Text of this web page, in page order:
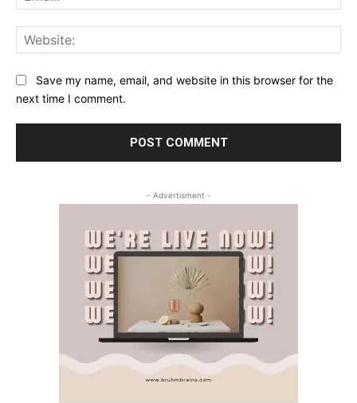
Save my name, email, and website in this browser for the
next time I comment.
- Advertisment -